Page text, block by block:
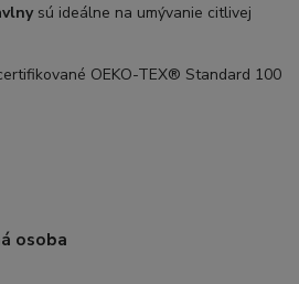
sú ideálne na umývanie citlivej
OEKO-TEX® Standard 100
osoba